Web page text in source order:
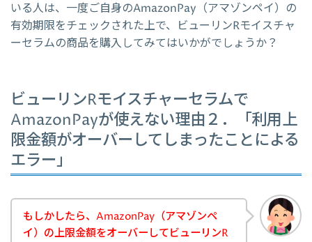
いる人は、一度ご自身のAmazonPay（アマゾンペイ）の
有効期限をチェックされた上で、ビューリンRモイスチャ
ーセラムの商品を購入してみてはいかがでしょうか？
ビューリンRモイスチャーセラムで
AmazonPayが使えない理由２．「利用上
限金額がオーバーしてしまったことによる
エラー」
もしかしたら、AmazonPay（アマゾンペ
イ）の上限金額をオーバーしてビューリンR